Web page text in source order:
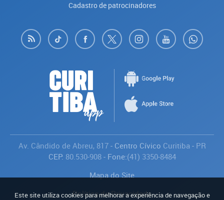
Cadastro de patrocinadores
Av. Cândido de Abreu, 817- Centro Cívico Curitiba- PR
CEP: 80.530-908- Fone:(41) 3350-8484
Mapa do Site
Política de Privacidade
Este site utiliza cookies para melhorar a experiência de navegação e